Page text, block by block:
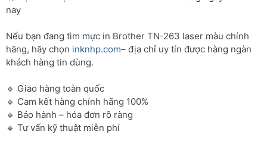
nay
Nếu bạn đang tìm mực in Brother TN-263 laser màu chính
hãng, hãy chọn inknhp.com– địa chỉ uy tín được hàng ngàn
khách hàng tin dùng.
🔹 Giao hàng toàn quốc
🔹 Cam kết hàng chính hãng 100%
🔹 Bảo hành – hóa đơn rõ ràng
🔹 Tư vấn kỹ thuật miễn phí